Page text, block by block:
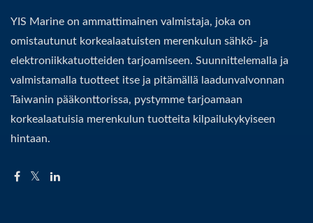
YIS Marine on ammattimainen valmistaja, joka on
omistautunut korkealaatuisten merenkulun sähkö- ja
elektroniikkatuotteiden tarjoamiseen. Suunnittelemalla ja
valmistamalla tuotteet itse ja pitämällä laadunvalvonnan
Taiwanin pääkonttorissa, pystymme tarjoamaan
korkealaatuisia merenkulun tuotteita kilpailukykyiseen
hintaan.